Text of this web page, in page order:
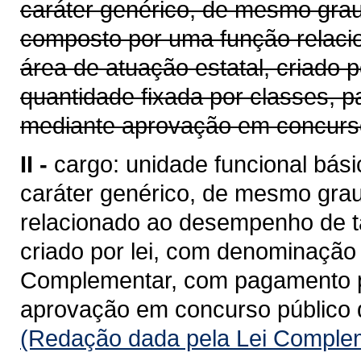
caráter genérico, de mesmo
composto por uma função
área de atuação estatal, criado
quantidade fixada por classes,
mediante aprovação em
II - cargo: unidade funcional
caráter genérico, de mesmo
relacionado ao desempenho de
criado por lei, com
Complementar, com
aprovação em concurso
(Redação dada pela Lei